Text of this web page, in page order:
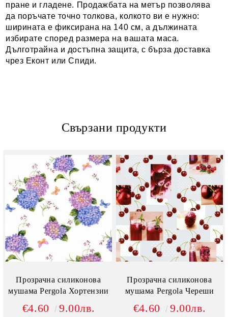
пране и гладене. Продажбата на метър позволява
да поръчате точно толкова, колкото ви е нужно:
ширината ефиксирана на 140 см, а дължината
избирате според размера на вашата маса.
Дълготрайна и достъпна защита, с бърза доставка
чрез Еконт илиСпиди.
Свързани продукти
Прозрачна силиконова
мушама Pergola Хортензии
€4.60 9.00лв.
Прозрачна силиконова
мушама Pergola Череши
€4.60 9.00лв.